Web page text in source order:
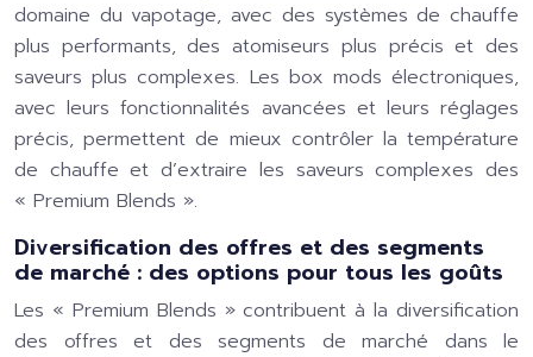
domaine du vapotage, avec des systèmes de chauffe
plus performants, des atomiseurs plus précis et des
saveurs plus complexes. Les box mods électroniques,
avec leurs fonctionnalités avancées et leurs réglages
précis, permettent de mieux contrôler la température
de chauffe et d’extraire les saveurs complexes des
« Premium Blends ».
Diversification des offres et des segments
de marché : des options pour tous les goûts
Les « Premium Blends » contribuent à la diversification
des offres et des segments de marché dans le